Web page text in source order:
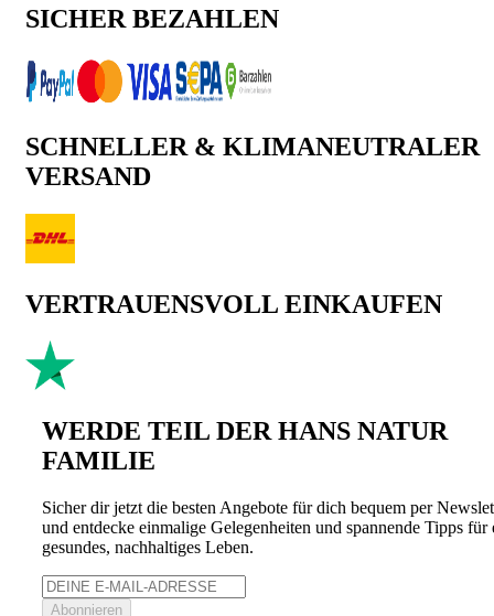
SICHER BEZAHLEN
SCHNELLER & KLIMANEUTRALER
VERSAND
VERTRAUENSVOLL EINKAUFEN
WERDE TEIL DER HANS NATUR
FAMILIE
Sicher dir jetzt die besten Angebote für dich bequem per
und entdecke einmalige Gelegenheiten und spannende Tipps für
gesundes, nachhaltiges Leben.
Abonnieren